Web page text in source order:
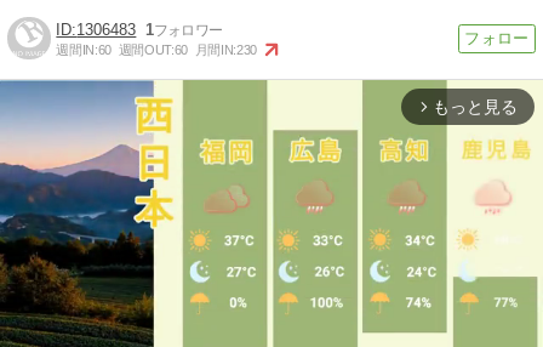
1306483 1
週間IN:60 週間OUT:60 月間IN:230
arrow_forward_ios もっと見る